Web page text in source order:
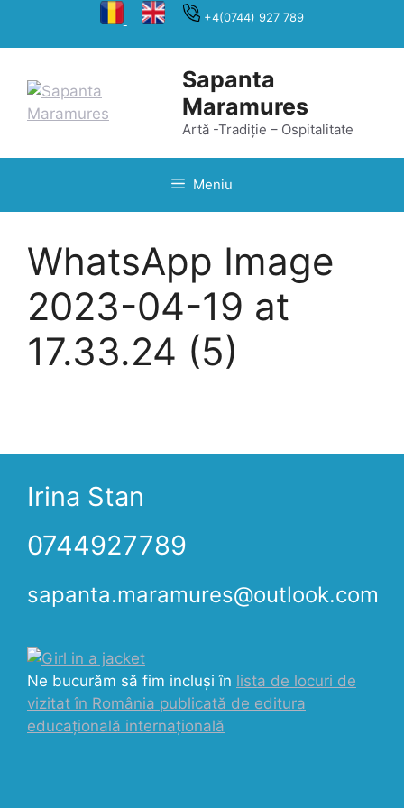
+4(0744) 927 789
Sapanta
Maramures
Artă -Tradiție – Ospitalitate
Meniu
WhatsApp Image
2023-04-19 at
17.33.24 (5)
Irina Stan
0744927789
sapanta.maramures@outlook.com
Ne bucurăm să fim incluși în lista de locuri de
vizitat în România publicată de editura
educațională internațională